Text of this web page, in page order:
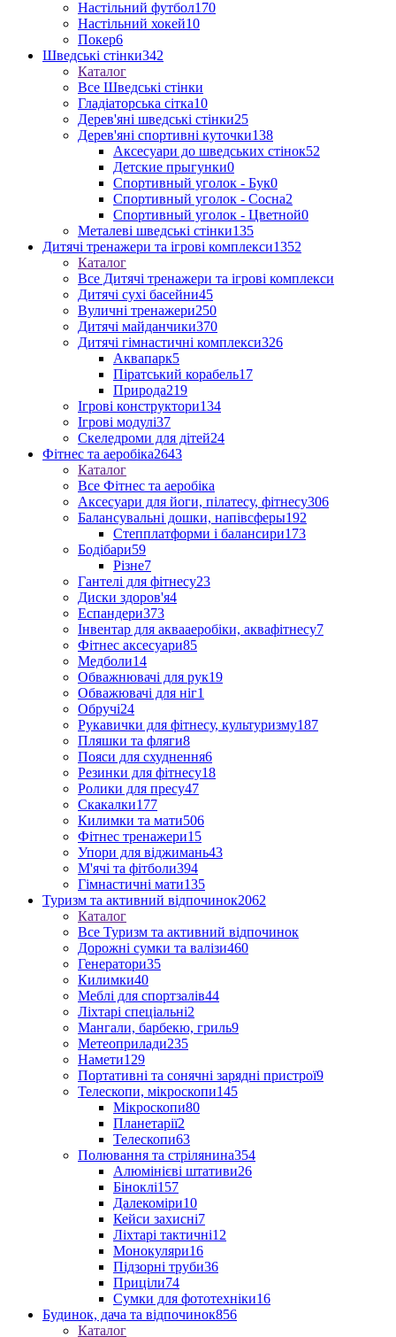
Настільний футбол170
Настільний хокей10
Покер6
Шведські стінки342
Каталог
Все Шведські стінки
Гладіаторська сітка10
Дерев'яні шведські стінки25
Дерев'яні спортивні куточки138
Аксесуари до шведських стінок52
Детские прыгунки0
Спортивный уголок - Бук0
Спортивный уголок - Сосна2
Спортивный уголок - Цветной0
Металеві шведські стінки135
Дитячі тренажери та ігрові комплекси1352
Каталог
Все Дитячі тренажери та ігрові комплекси
Дитячі сухі басейни45
Вуличні тренажери250
Дитячі майданчики370
Дитячі гімнастичні комплекси326
Аквапарк5
Піратський корабель17
Природа219
Ігрові конструктори134
Ігрові модулі37
Скеледроми для дітей24
Фітнес та аеробіка2643
Каталог
Все Фітнес та аеробіка
Аксесуари для йоги, пілатесу, фітнесу306
Балансувальні дошки, напівсферы192
Степплатформи і балансири173
Бодібари59
Різне7
Гантелі для фітнесу23
Диски здоров'я4
Еспандери373
Інвентар для аквааеробіки, аквафітнесу7
Фітнес аксесуари85
Медболи14
Обважнювачі для рук19
Обважювачі для ніг1
Обручі24
Рукавички для фітнесу, культуризму187
Пляшки та фляги8
Пояси для схуднення6
Резинки для фітнесу18
Ролики для пресу47
Скакалки177
Килимки та мати506
Фітнес тренажери15
Упори для віджимань43
М'ячі та фітболи394
Гімнастичні мати135
Туризм та активний відпочинок2062
Каталог
Все Туризм та активний відпочинок
Дорожні сумки та валізи460
Генератори35
Килимки40
Меблі для спортзалів44
Ліхтарі спеціальні2
Мангали, барбекю, гриль9
Метеоприлади235
Намети129
Портативні та сонячні зарядні пристрої9
Телескопи, мікроскопи145
Мікроскопи80
Планетарії2
Телескопи63
Полювання та стрілянина354
Алюмінієві штативи26
Біноклі157
Далекоміри10
Кейси захисні7
Ліхтарі тактичні12
Монокуляри16
Підзорні труби36
Приціли74
Сумки для фототехніки16
Будинок, дача та відпочинок856
Каталог